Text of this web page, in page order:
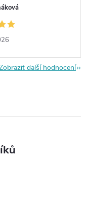
další hodnocení